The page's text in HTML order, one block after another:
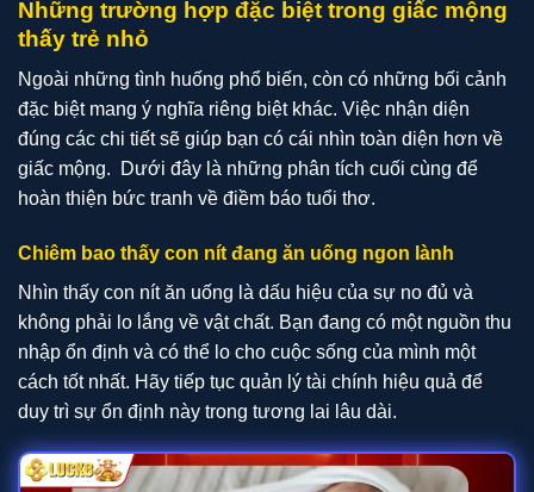
Những trường hợp đặc biệt trong giấc mộng
thấy trẻ nhỏ
Ngoài những tình huống phổ biến, còn có những bối cảnh
đặc biệt mang ý nghĩa riêng biệt khác. Việc nhận diện
đúng các chi tiết sẽ giúp bạn có cái nhìn toàn diện hơn về
giấc mộng. Dưới đây là những phân tích cuối cùng để
hoàn thiện bức tranh về điềm báo tuổi thơ.
Chiêm bao thấy con nít đang ăn uống ngon lành
Nhìn thấy con nít ăn uống là dấu hiệu của sự no đủ và
không phải lo lắng về vật chất. Bạn đang có một nguồn thu
nhập ổn định và có thể lo cho cuộc sống của mình một
cách tốt nhất. Hãy tiếp tục quản lý tài chính hiệu quả để
duy trì sự ổn định này trong tương lai lâu dài.